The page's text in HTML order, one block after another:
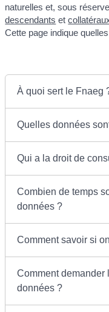
naturelles et, sous
descendants et
Cette page indique
À quoi sert le Fnaeg
Quelles données
Qui a la droit de
Combien de temps
données ?
Comment savoir si
Comment demander
données ?